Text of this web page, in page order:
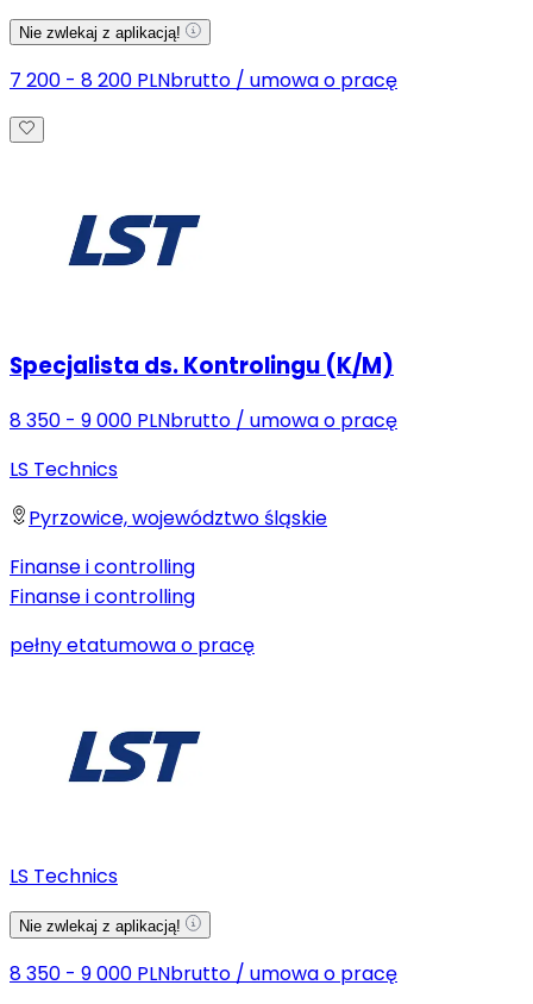
Nie zwlekaj z aplikacją!
7 200 - 8 200 PLNbrutto / umowa o pracę
Specjalista ds. Kontrolingu (K/M)
8 350 - 9 000 PLNbrutto / umowa o pracę
LS Technics
Pyrzowice, województwo śląskie
Finanse i controlling
Finanse i controlling
pełny etatumowa o pracę
LS Technics
Nie zwlekaj z aplikacją!
8 350 - 9 000 PLNbrutto / umowa o pracę